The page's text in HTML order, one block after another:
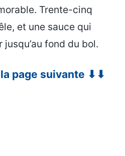
Trente-cinq
et une sauce qui
fond du bol.
page suivante ⬇⬇